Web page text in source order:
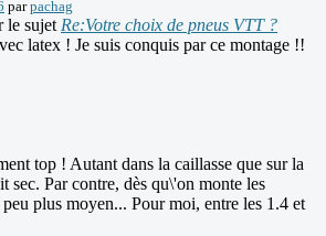
parpachag
le sujet Re:Votre choix de pneus VTT ?
latex ! Je suis conquis par ce montage !!
top ! Autant dans la caillasse que sur la
sec. Par contre, dès qu\'on monte les
plus moyen... Pour moi, entre les 1.4 et